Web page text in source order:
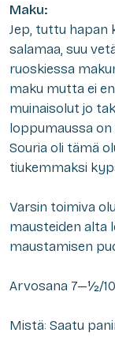
Maku:
Jep, tuttu hapan
salamaa, suu
ruoskiessa
maku mutta ei
muinaisolut jo
loppumaussa on
Souria oli tämä
tiukemmaksi
Varsin toimiva
mausteiden alta
maustamisen
Arvosana 7—½/
Mistä: Saatu